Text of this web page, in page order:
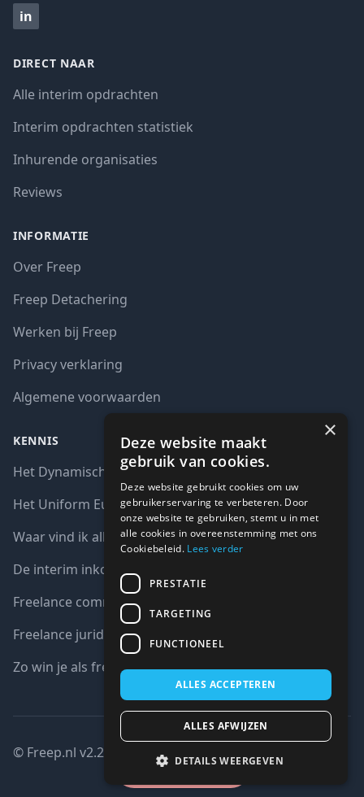
Gesloten
in
DIRECT NAAR
Alle interim opdrachten
Interim opdrachten statistiek
Inhurende organisaties
Reviews
INFORMATIE
Over Freep
Freep Detachering
Werken bij Freep
Privacy verklaring
Algemene voorwaarden
KENNIS
Het Dynamisch aankoopsysteem (DAS)
Het Uniform Europees Aanbestedingsdocument (UEA)
Waar vind ik alle interim opdrachten bij de overheid?
De interim inkoop markt in cijfers
Freelance communicatie vacatures
Freelance juridische vacatures
Zo win je als freelancer een aanbesteding
© Freep.nl v2.2 : 2026 copyright all right reserved
×
Deze website maakt
gebruik van cookies.
Deze website gebruikt cookies om uw
gebruikerservaring te verbeteren. Door
onze website te gebruiken, stemt u in met
alle cookies in overeenstemming met ons
Cookiebeleid. Lees verder
PRESTATIE
TARGETING
FUNCTIONEEL
ALLES ACCEPTEREN
ALLES AFWIJZEN
DETAILS WEERGEVEN